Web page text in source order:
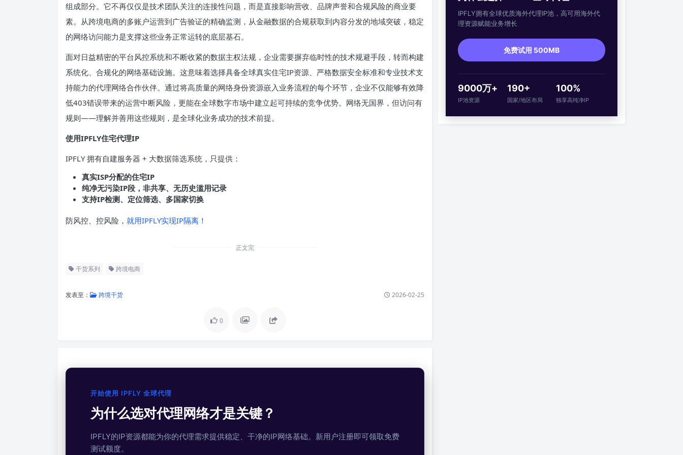
组成部分。它不再仅仅是技术团队关注的连接性问题，而是直接影响营收、品牌声誉和合规风险的商业要
素。从跨境电商的多账户运营到广告验证的精确监测，从金融数据的合规获取到内容分发的地域突破，稳定
的网络访问能力是支撑这些业务正常运转的底层基石。
面对日益精密的平台风控系统和不断收紧的数据主权法规，企业需要摒弃临时性的技术规避手段，转而构建
系统化、合规化的网络基础设施。这意味着选择具备全球真实住宅IP资源、严格数据安全标准和专业技术支
持能力的代理网络合作伙伴。通过将高质量的网络身份资源嵌入业务流程的每个环节，企业不仅能够有效降
低403错误带来的运营中断风险，更能在全球数字市场中建立起可持续的竞争优势。网络无国界，但访问有
规则——理解并善用这些规则，是全球化业务成功的技术前提。
使用IPFLY住宅代理IP
IPFLY 拥有自建服务器 + 大数据筛选系统，只提供：
真实ISP分配的住宅IP
纯净无污染IP段，非共享、无历史滥用记录
支持IP检测、定位筛选、多国家切换
防风控、控风险， 就用IPFLY实现IP隔离！
正文完
干货系列 跨境电商
发表至： 跨境干货 2026-02-25
0
开始使用 IPFLY 全球代理
为什么选对代理网络才是关键？
IPFLY的IP资源都能为你的代理需求提供稳定、干净的IP网络基础。新用户注册即可领取免费
测试额度。
IPFLY拥有全球优质海外代理IP池，高可用海外代
理资源赋能业务增长
免费试用 500MB
9000万+
IP池资源
190+
国家/地区布局
100%
独享高纯净IP